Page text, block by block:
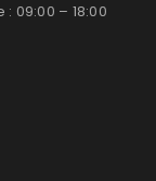
09:00 – 18:00